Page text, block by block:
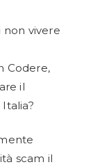
non vivere
Codere,
il
scam il